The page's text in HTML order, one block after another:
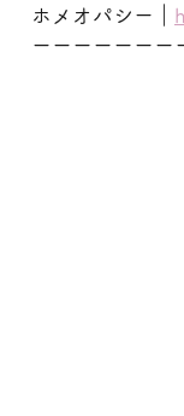
ホメオパシー｜
ーーーーーーー